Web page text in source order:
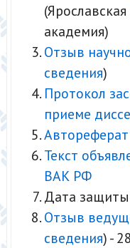
академия)
Отзыв
сведения)
Протокол
приеме
Автореферат
Текст
ВАК РФ
Дата защиты
Отзыв
сведения) -